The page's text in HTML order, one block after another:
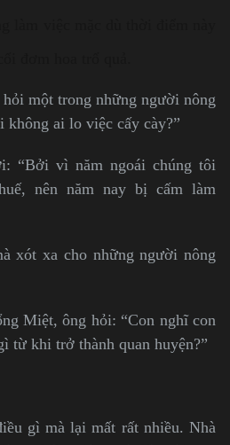
một trong những người nông
không ai lo việc cấy cày?”
“Bởi vì năm ngoái chúng tôi
nên năm nay bị cấm làm
xót xa cho những người nông
Miệt, ông hỏi: “Con nghĩ con
từ khi trở thành quan huyện?”
gì mà lại mất rất nhiều. Nhà